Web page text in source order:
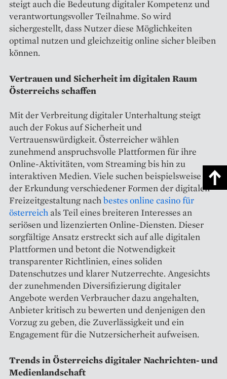
steigt auch die Bedeutung digitaler Kompetenz und
verantwortungsvoller Teilnahme. So wird
sichergestellt, dass Nutzer diese Möglichkeiten
optimal nutzen und gleichzeitig online sicher bleiben
können.
Vertrauen und Sicherheit im digitalen Raum
Österreichs schaffen
Mit der Verbreitung digitaler Unterhaltung steigt
auch der Fokus auf Sicherheit und
Vertrauenswürdigkeit. Österreicher wählen
zunehmend anspruchsvolle Plattformen für ihre
Online-Aktivitäten, vom Streaming bis hin zu
interaktiven Medien. Viele suchen beispielsweise bei
der Erkundung verschiedener Formen der digitalen
Freizeitgestaltung nachbestes online casino für
österreich als Teil eines breiteren Interesses an
seriösen und lizenzierten Online-Diensten. Dieser
sorgfältige Ansatz erstreckt sich auf alle digitalen
Plattformen und betont die Notwendigkeit
transparenter Richtlinien, eines soliden
Datenschutzes und klarer Nutzerrechte. Angesichts
der zunehmenden Diversifizierung digitaler
Angebote werden Verbraucher dazu angehalten,
Anbieter kritisch zu bewerten und denjenigen den
Vorzug zu geben, die Zuverlässigkeit und ein
Engagement für die Nutzersicherheit aufweisen.
Trends in Österreichs digitaler Nachrichten- und
Medienlandschaft